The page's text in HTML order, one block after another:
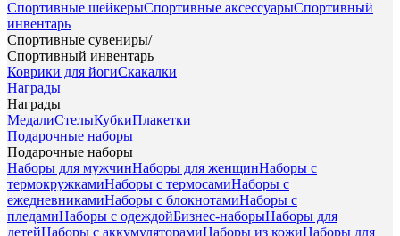
Спортивные шейкерыСпортивные аксессуарыСпортивный
инвентарь
Спортивные сувениры/
Спортивный инвентарь
Коврики для йогиСкакалки
Награды
Награды
МедалиСтелыКубкиПлакетки
Подарочные наборы
Подарочные наборы
Наборы для мужчинНаборы для женщинНаборы с
термокружкамиНаборы с термосамиНаборы с
ежедневникамиНаборы с блокнотамиНаборы с
пледамиНаборы с одеждойБизнес-наборыНаборы для
детейНаборы с аккумуляторамиНаборы из кожиНаборы для